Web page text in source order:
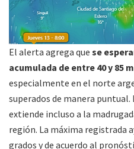
El alerta agrega que se
acumulada de entre 40 y 85
especialmente en el norte
superados de manera
extiende incluso a la
región. La máxima registrada
grados y de acuerdo al